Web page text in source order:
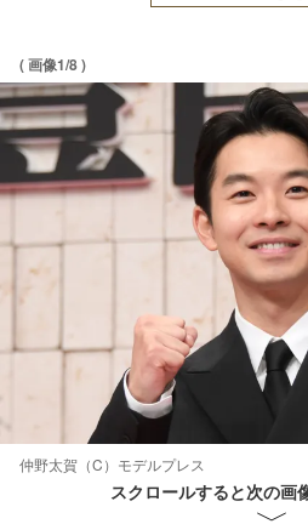
( 画像1/8 )
仲野太賀（C）モデルプレス
スクロールすると次の画